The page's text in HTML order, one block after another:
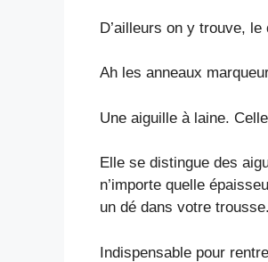
D’ailleurs on y trouve,
Ah les anneaux
Une aiguille à laine.
Elle se distingue des
n’importe quelle
un dé dans votre trousse.
Indispensable pour